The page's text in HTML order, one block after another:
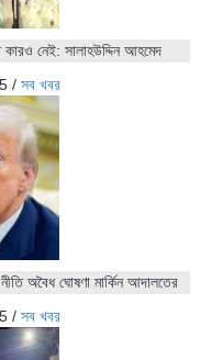
কারও নেই: সালাহউদ্দিন আহমেদ
/ সব খবর
অবৈধ ঘোষণা মার্কিন আদালতের
/ সব খবর